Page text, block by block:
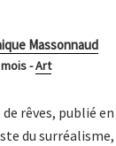
Massonnaud
-Art
de rêves, publié
du